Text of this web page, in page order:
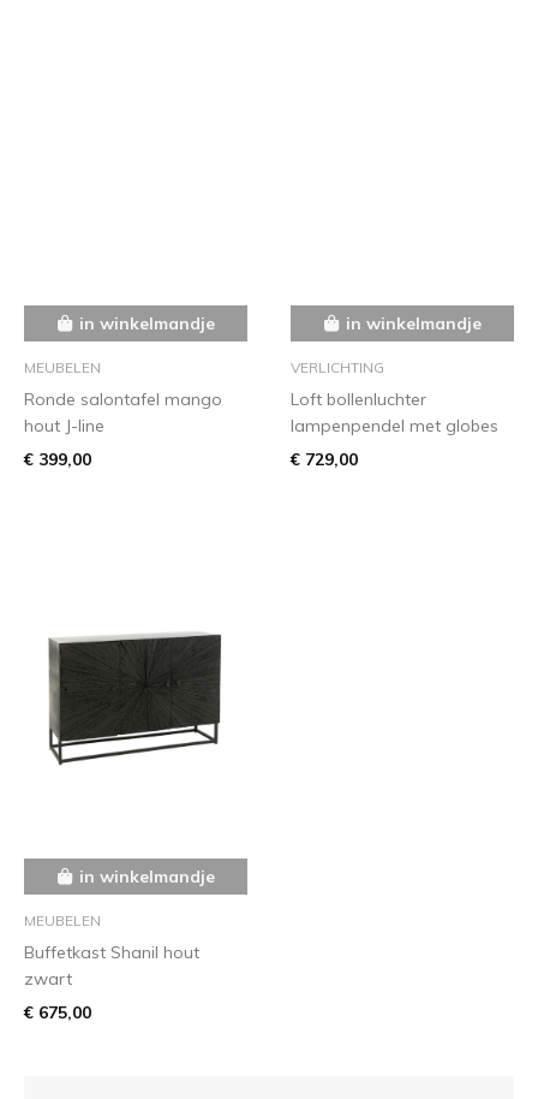
in winkelmandje
MEUBELEN
Ronde salontafel mango
hout J-line
€ 399,00
in winkelmandje
VERLICHTING
Loft bollenluchter
lampenpendel met globes
€ 729,00
in winkelmandje
MEUBELEN
Buffetkast Shanil hout
zwart
€ 675,00